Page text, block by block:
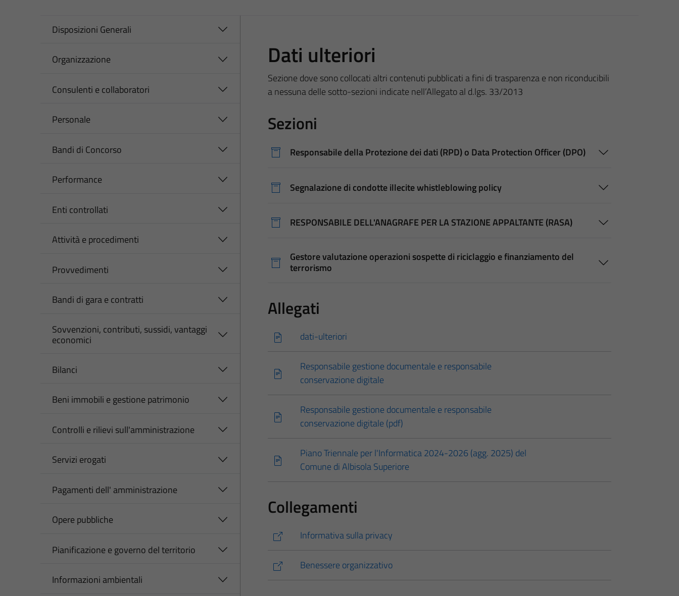
Disposizioni Generali
Organizzazione
Consulenti e collaboratori
Personale
Bandi di Concorso
Performance
Enti controllati
Attività e procedimenti
Provvedimenti
Bandi di gara e contratti
Sovvenzioni, contributi, sussidi, vantaggi
economici
Bilanci
Beni immobili e gestione patrimonio
Controlli e rilievi sull'amministrazione
Servizi erogati
Pagamenti dell' amministrazione
Opere pubbliche
Pianificazione e governo del territorio
Informazioni ambientali
Dati ulteriori
Sezione dove sono collocati altri contenuti pubblicati a fini di trasparenza e non riconducibili
a nessuna delle sotto-sezioni indicate nell’Allegato al d.lgs. 33/2013
Sezioni
Responsabile della Protezione dei dati (RPD) o Data Protection Officer (DPO)
Segnalazione di condotte illecite whistleblowing policy
RESPONSABILE DELL'ANAGRAFE PER LA STAZIONE APPALTANTE (RASA)
Gestore valutazione operazioni sospette di riciclaggio e finanziamento del
terrorismo
Allegati
dati-ulteriori
Responsabile gestione documentale e responsabile
conservazione digitale
Responsabile gestione documentale e responsabile
conservazione digitale (pdf)
Piano Triennale per l'Informatica 2024-2026 (agg. 2025) del
Comune di Albisola Superiore
Collegamenti
Informativa sulla privacy
Benessere organizzativo